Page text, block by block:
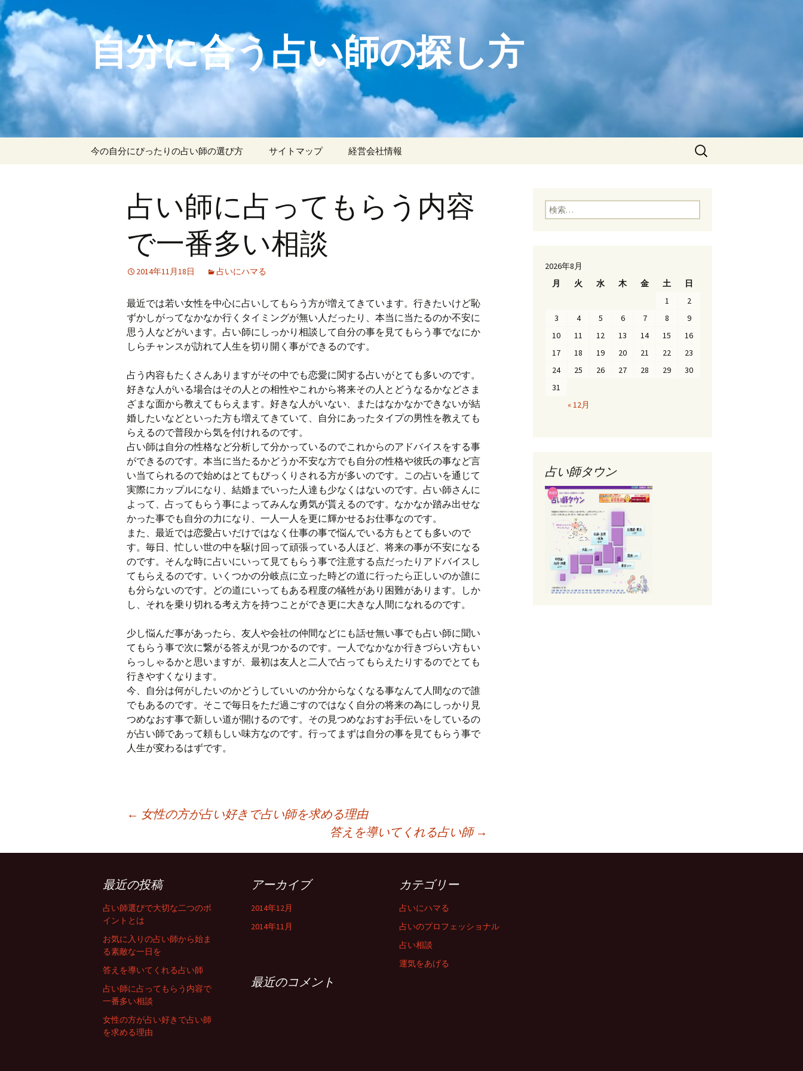
自分に合う占い師の探し方
コンテンツへ移動
今の自分にぴったりの占い師の選び方 サイトマップ 経営会社情報
検
占い師に占ってもらう内容
で一番多い相談
2014年11月18日 占いにハマる
最近では若い女性を中心に占いしてもらう方が増えてきています。行きたいけど恥
ずかしがってなかなか行くタイミングが無い人だったり、本当に当たるのか不安に
思う人などがいます。占い師にしっかり相談して自分の事を見てもらう事でなにか
しらチャンスが訪れて人生を切り開く事ができるのです。
占う内容もたくさんありますがその中でも恋愛に関する占いがとても多いのです。
好きな人がいる場合はその人との相性やこれから将来その人とどうなるかなどさま
ざまな面から教えてもらえます。好きな人がいない、またはなかなかできないが結
婚したいなどといった方も増えてきていて、自分にあったタイプの男性を教えても
らえるので普段から気を付けれるのです。
占い師は自分の性格など分析して分かっているのでこれからのアドバイスをする事
ができるのです。本当に当たるかどうか不安な方でも自分の性格や彼氏の事など言
い当てられるので始めはとてもびっくりされる方が多いのです。この占いを通じて
実際にカップルになり、結婚までいった人達も少なくはないのです。占い師さんに
よって、占ってもらう事によってみんな勇気が貰えるのです。なかなか踏み出せな
かった事でも自分の力になり、一人一人を更に輝かせるお仕事なのです。
また、最近では恋愛占いだけではなく仕事の事で悩んでいる方もとても多いので
す。毎日、忙しい世の中を駆け回って頑張っている人ほど、将来の事が不安になる
のです。そんな時に占いにいって見てもらう事で注意する点だったりアドバイスし
てもらえるのです。いくつかの分岐点に立った時どの道に行ったら正しいのか誰に
も分らないのです。どの道にいってもある程度の犠牲があり困難があります。しか
し、それを乗り切れる考え方を持つことができ更に大きな人間になれるのです。
少し悩んだ事があったら、友人や会社の仲間などにも話せ無い事でも占い師に聞い
てもらう事で次に繋がる答えが見つかるのです。一人でなかなか行きづらい方もい
らっしゃるかと思いますが、最初は友人と二人で占ってもらえたりするのでとても
行きやすくなります。
今、自分は何がしたいのかどうしていいのか分からなくなる事なんて人間なので誰
でもあるのです。そこで毎日をただ過ごすのではなく自分の将来の為にしっかり見
つめなおす事で新しい道が開けるのです。その見つめなおすお手伝いをしているの
が占い師であって頼もしい味方なのです。行ってまずは自分の事を見てもらう事で
人生が変わるはずです。
投稿ナビゲーション
← 女性の方が占い好きで占い師を求める理由
答えを導いてくれる占い師 →
検索:
2026年8月
月
火 水 木 金 土 日
« 12月
1
2
3
4 5 6 7 8
9
10
11 12 13 14 15
16
17
18 19 20 21 22
23
24
25 26 27 28 29
30
31
占い師タウン
最近の投稿
占い師選びで大切な二つのポ
イントとは
お気に入りの占い師から始ま
る素敵な一日を
答えを導いてくれる占い師
占い師に占ってもらう内容で
一番多い相談
女性の方が占い好きで占い師
を求める理由
アーカイブ
2014年12月
2014年11月
カテゴリー
占いにハマる
占いのプロフェッショナル
占い相談
運気をあげる
最近のコメント